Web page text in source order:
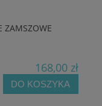
ZAMSZOWE
168,00 zł
DO KOSZYKA